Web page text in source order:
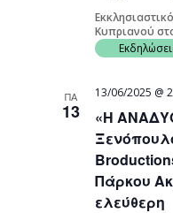
Κυπριανού
ΠΑ
13
«Η
Πάρκου
ελεύθερη
13/06/2025 @